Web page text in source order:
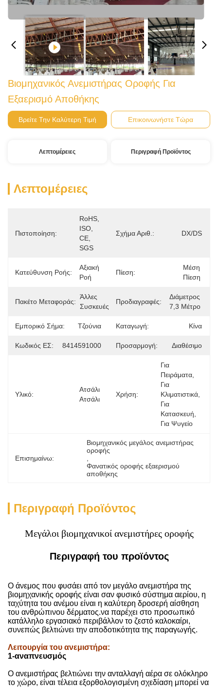
Βιομηχανικός Ανεμιστήρας Οροφής Για
Εξαερισμό Αποθήκης
Βρείτε Την Καλύτερη Τιμή Επικοινωνήστε Τώρα
Λεπτομέρειες Περιγραφή Προϊόντος
Λεπτομέρειες
Πιστοποίηση:
RoHS,
ISO,
CE,
SGS
Σχήμα Αριθ.: DX/DS
Κατεύθυνση Ροής:
Αξιακή
Ροή
Πίεση:
Μέση
Πίεση
Πακέτο Μεταφοράς:
Άλλες
Συσκευές
Προδιαγραφές:
Διάμετρος
7,3 Μέτρο
Εμπορικό Σήμα: Τζούνια Καταγωγή: Κίνα
Κωδικός ΕΣ: 8414591000 Προσαρμογή: Διαθέσιμο
Υλικό:
Ατσάλι
Ατσάλι
Χρήση:
Για
Πειράματα,
Για
Κλιματιστικά,
Για
Κατασκευή,
Για Ψυγείο
Επισημαίνω:
Βιομηχανικός μεγάλος ανεμιστήρας
οροφής
Φανατικός οροφής εξαερισμού
αποθήκης
Περιγραφή Προϊόντος
Μεγάλοι βιομηχανικοί ανεμιστήρες οροφής
Περιγραφή του προϊόντος
Ο άνεμος που φυσάει από τον μεγάλο ανεμιστήρα της
βιομηχανικής οροφής είναι σαν φυσικό σύστημα αερίου, η
ταχύτητα του ανέμου είναι η καλύτερη δροσερή αίσθηση
του ανθρώπινου δέρματος.να παρέχει στο προσωπικό
κατάλληλο εργασιακό περιβάλλον το ζεστό καλοκαίρι,
συνεπώς βελτιώνει την αποδοτικότητα της παραγωγής.
Λειτουργία του ανεμιστήρα:
1-αναπνευσμός
Ο ανεμιστήρας βελτιώνει την ανταλλαγή αέρα σε ολόκληρο
το χώρο, είναι τέλεια εξορθολογισμένη σχεδίαση μπορεί να